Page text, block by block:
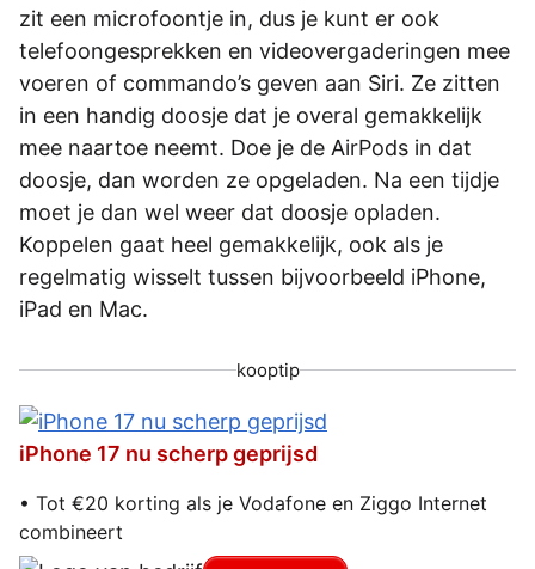
zit een microfoontje in, dus je kunt er ook
telefoongesprekken en videovergaderingen mee
voeren of commando’s geven aan Siri. Ze zitten
in een handig doosje dat je overal gemakkelijk
mee naartoe neemt. Doe je de AirPods in dat
doosje, dan worden ze opgeladen. Na een tijdje
moet je dan wel weer dat doosje opladen.
Koppelen gaat heel gemakkelijk, ook als je
regelmatig wisselt tussen bijvoorbeeld iPhone,
iPad en Mac.
kooptip
iPhone 17 nu scherp geprijsd
• Tot €20 korting als je Vodafone en Ziggo Internet
combineert